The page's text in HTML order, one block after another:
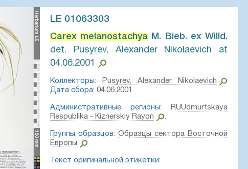
LE 01063301 // Виртуальный гербарий Ботанического
РАН — http://rr.herbariumle.ru/01063301
LE 01063303
Carex melanostachya M. Bieb. ex Willd.⁣
det. Pusyrev, Alexander Nikolaevich at
04.06.2001
Коллекторы:
Pusyrev, Alexander Nikolaevich
Дата сбора: 04.06.2001.
Административные регионы:
RUUdmurtskaya
Respublika - Kiznerskiy Rayon
.
Группы образцов: Образцы сектора Восточной
Европы
Текст оригинальной этикетки: